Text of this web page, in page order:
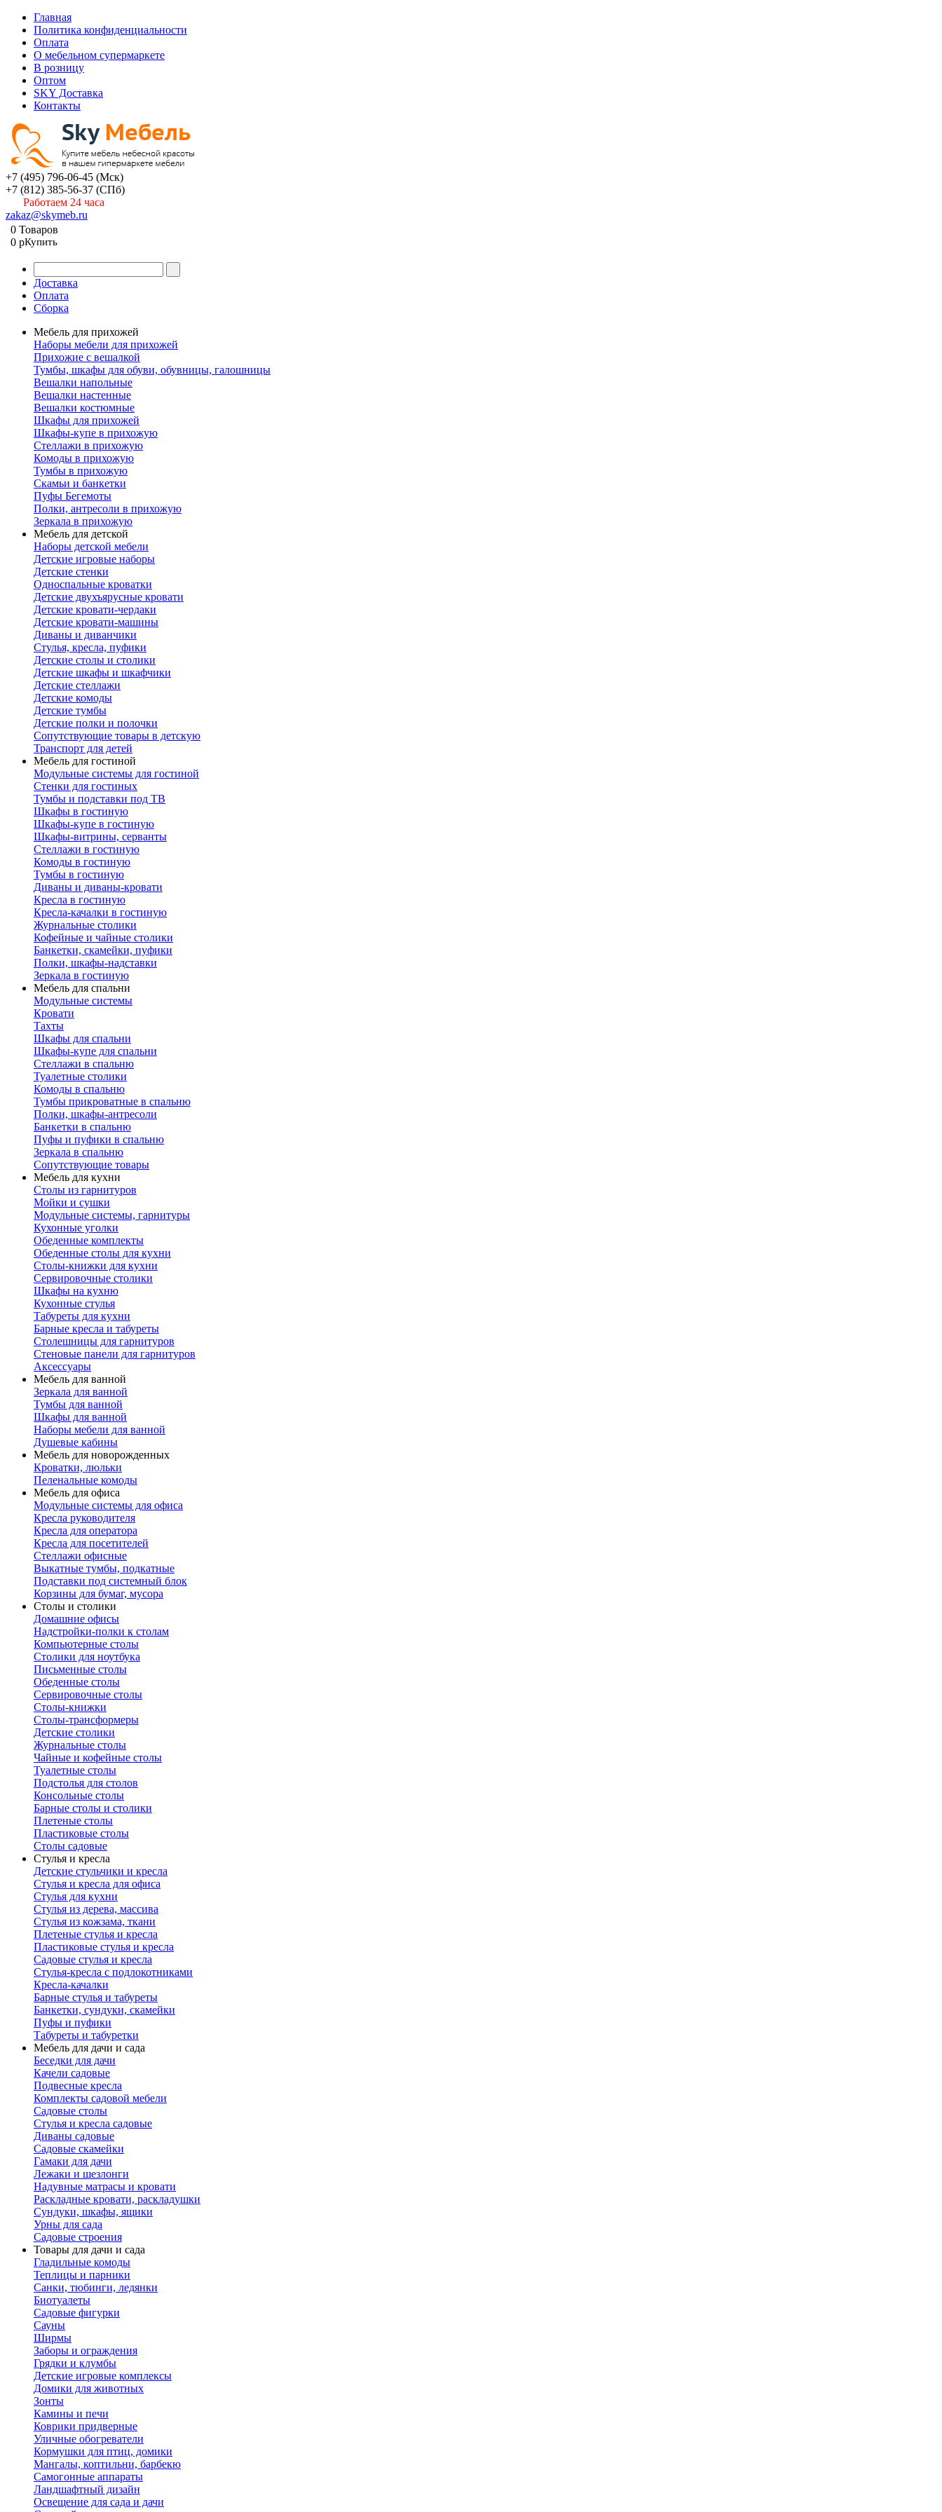
Главная
Политика конфиденциальности
Оплата
О мебельном супермаркете
В розницу
Оптом
SKY Доставка
Контакты
+7 (495) 796-06-45 (Мск)
+7 (812) 385-56-37 (СПб)
Работаем 24 часа
zakaz@skymeb.ru
0 Товаров
0 pКупить
Доставка
Оплата
Сборка
Мебель для прихожей
Наборы мебели для прихожей
Прихожие с вешалкой
Тумбы, шкафы для обуви, обувницы, галошницы
Вешалки напольные
Вешалки настенные
Вешалки костюмные
Шкафы для прихожей
Шкафы-купе в прихожую
Стеллажи в прихожую
Комоды в прихожую
Тумбы в прихожую
Скамьи и банкетки
Пуфы Бегемоты
Полки, антресоли в прихожую
Зеркала в прихожую
Мебель для детской
Наборы детской мебели
Детские игровые наборы
Детские стенки
Односпальные кроватки
Детские двухъярусные кровати
Детские кровати-чердаки
Детские кровати-машины
Диваны и диванчики
Стулья, кресла, пуфики
Детские столы и столики
Детские шкафы и шкафчики
Детские стеллажи
Детские комоды
Детские тумбы
Детские полки и полочки
Сопутствующие товары в детскую
Транспорт для детей
Мебель для гостиной
Модульные системы для гостиной
Стенки для гостиных
Тумбы и подставки под ТВ
Шкафы в гостиную
Шкафы-купе в гостиную
Шкафы-витрины, серванты
Стеллажи в гостиную
Комоды в гостиную
Тумбы в гостиную
Диваны и диваны-кровати
Кресла в гостиную
Кресла-качалки в гостиную
Журнальные столики
Кофейные и чайные столики
Банкетки, скамейки, пуфики
Полки, шкафы-надставки
Зеркала в гостиную
Мебель для спальни
Модульные системы
Кровати
Тахты
Шкафы для спальни
Шкафы-купе для спальни
Стеллажи в спальню
Туалетные столики
Комоды в спальню
Тумбы прикроватные в спальню
Полки, шкафы-антресоли
Банкетки в спальню
Пуфы и пуфики в спальню
Зеркала в спальню
Сопутствующие товары
Мебель для кухни
Столы из гарнитуров
Мойки и сушки
Модульные системы, гарнитуры
Кухонные уголки
Обеденные комплекты
Обеденные столы для кухни
Столы-книжки для кухни
Сервировочные столики
Шкафы на кухню
Кухонные стулья
Табуреты для кухни
Барные кресла и табуреты
Столешницы для гарнитуров
Стеновые панели для гарнитуров
Аксессуары
Мебель для ванной
Зеркала для ванной
Тумбы для ванной
Шкафы для ванной
Наборы мебели для ванной
Душевые кабины
Мебель для новорожденных
Кроватки, люльки
Пеленальные комоды
Мебель для офиса
Модульные системы для офиса
Кресла руководителя
Кресла для оператора
Кресла для посетителей
Стеллажи офисные
Выкатные тумбы, подкатные
Подставки под системный блок
Корзины для бумаг, мусора
Столы и столики
Домашние офисы
Надстройки-полки к столам
Компьютерные столы
Столики для ноутбука
Письменные столы
Обеденные столы
Сервировочные столы
Столы-книжки
Столы-трансформеры
Детские столики
Журнальные столы
Чайные и кофейные столы
Туалетные столы
Подстолья для столов
Консольные столы
Барные столы и столики
Плетеные столы
Пластиковые столы
Столы садовые
Стулья и кресла
Детские стульчики и кресла
Стулья и кресла для офиса
Стулья для кухни
Стулья из дерева, массива
Стулья из кожзама, ткани
Плетеные стулья и кресла
Пластиковые стулья и кресла
Садовые стулья и кресла
Стулья-кресла с подлокотниками
Кресла-качалки
Барные стулья и табуреты
Банкетки, сундуки, скамейки
Пуфы и пуфики
Табуреты и табуретки
Мебель для дачи и сада
Беседки для дачи
Качели садовые
Подвесные кресла
Комплекты садовой мебели
Садовые столы
Стулья и кресла садовые
Диваны садовые
Садовые скамейки
Гамаки для дачи
Лежаки и шезлонги
Надувные матрасы и кровати
Раскладные кровати, раскладушки
Сундуки, шкафы, ящики
Урны для сада
Садовые строения
Товары для дачи и сада
Гладильные комоды
Теплицы и парники
Санки, тюбинги, ледянки
Биотуалеты
Садовые фигурки
Сауны
Ширмы
Заборы и ограждения
Грядки и клумбы
Детские игровые комплексы
Домики для животных
Зонты
Камины и печи
Коврики придверные
Уличные обогреватели
Кормушки для птиц, домики
Мангалы, коптильни, барбекю
Самогонные аппараты
Ландшафтный дизайн
Освещение для сада и дачи